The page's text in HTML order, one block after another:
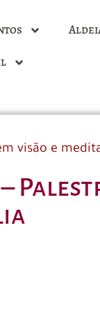
visão e